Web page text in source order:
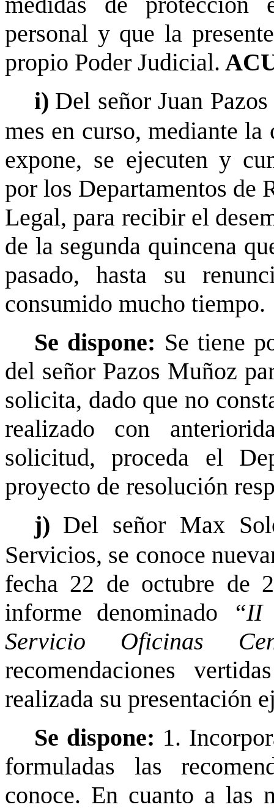
personal y que la
propio Poder Judicial.
i) Del señor Juan
mes en curso, mediante
expone, se ejecuten y
por los Departamentos de
Legal, para recibir el
de la segunda quincena
pasado, hasta su
consumido mucho tiempo.
Se dispone: Se tiene
del señor Pazos Muñoz
solicita, dado que no
realizado con
solicitud, proceda el
proyecto de resolución
j) Del señor Max
Servicios, se conoce
fecha 22 de octubre de
informe denominado
“II
Servicio Oficinas
recomendaciones
realizada su presentación
Se dispone: 1.
formuladas las
conoce. En cuanto a las